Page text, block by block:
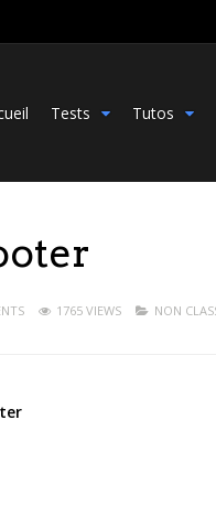
Tests Tutos
1765 VIEWS NON